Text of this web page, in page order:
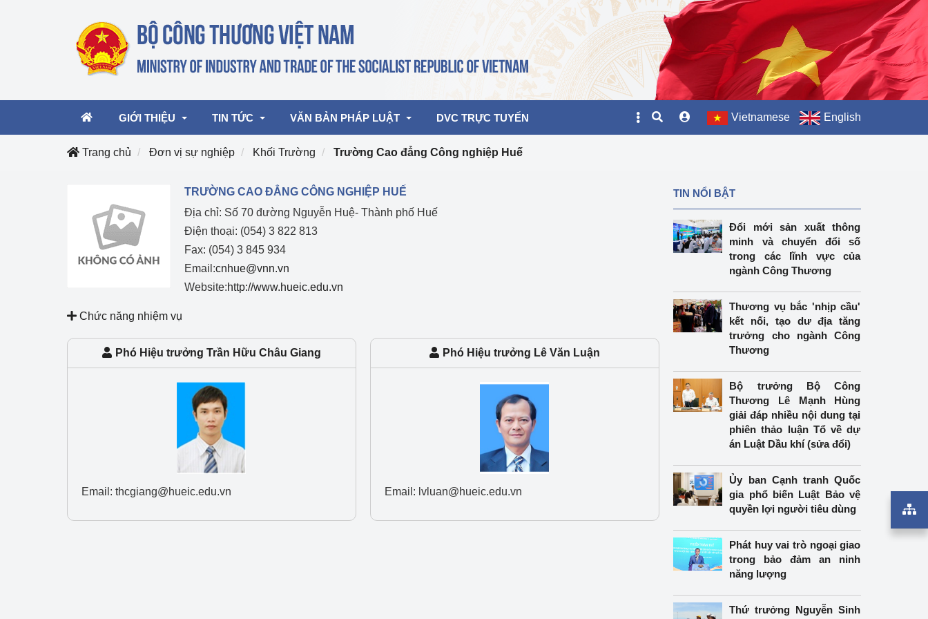
GIỚI THIỆU
Chức năng nhiệm vụ
Cơ cấu tổ chức
TIN TỨC
Hoạt động
Hoạt động của lãnh đạo Đảng, Nhà
nước
Hoạt động của Lãnh đạo Bộ
Giải thưởng Công nghiệp, Thương
mại, Dịch vụ Việt Nam 2026
Công Thương 57
Hoạt động của Bộ trưởng
Thông cáo báo chí
Chuyển đổi số
Bản tin Thị trường Nông Lâm Thủy sản
Phát triển nguồn nhân lực
Phát triển bền vững
Tổ chức kiểm định
Tổ chức kiểm định kỹ thuật an toàn lao
VĂN BẢN PHÁP LUẬT
Văn bản pháp quy
Văn bản điều hành
DVC TRỰC TUYẾN Vietnamese English
Trang chủ Đơn vị sự nghiệp Khối Trường Trường Cao đẳng Công nghiệp Huế
TRƯỜNG CAO ĐẲNG CÔNG NGHIỆP HUẾ
Địa chỉ: Số 70 đường Nguyễn Huệ- Thành phố Huế
Điện thoại: (054) 3 822 813
Fax: (054) 3 845 934
Email:cnhue@vnn.vn
Website:http://www.hueic.edu.vn
Chức năng nhiệm vụ
Phó Hiệu trưởng Trần Hữu Châu Giang
Email: thcgiang@hueic.edu.vn
Phó Hiệu trưởng Lê Văn Luận
Email: lvluan@hueic.edu.vn
TIN NỔI BẬT
Đổi mới sản xuất thông
minh và chuyển đổi số
trong các lĩnh vực của
ngành Công Thương
Thương vụ bắc 'nhịp cầu'
kết nối, tạo dư địa tăng
trưởng cho ngành Công
Thương
Bộ trưởng Bộ Công
Thương Lê Mạnh Hùng
giải đáp nhiều nội dung tại
phiên thảo luận Tổ về dự
án Luật Dầu khí (sửa đổi)
Ủy ban Cạnh tranh Quốc
gia phổ biến Luật Bảo vệ
quyền lợi người tiêu dùng
Phát huy vai trò ngoại giao
trong bảo đảm an ninh
năng lượng
Thứ trưởng Nguyễn Sinh